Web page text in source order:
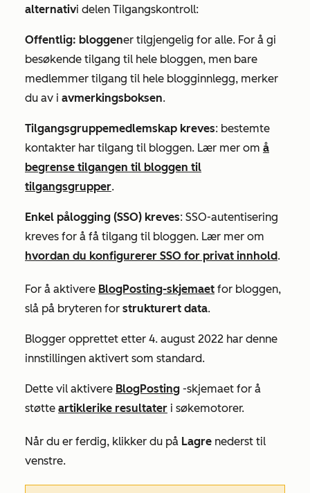
alternativi delen Tilgangskontroll:
Offentlig: bloggener tilgjengelig for alle. For å gi
besøkende tilgang til hele bloggen, men bare
medlemmer tilgang til hele blogginnlegg, merker
du av i avmerkingsboksen.
Tilgangsgruppemedlemskap kreves: bestemte
kontakter har tilgang til bloggen. Lær mer om å
begrense tilgangen til bloggen til
tilgangsgrupper.
Enkel pålogging (SSO) kreves: SSO-autentisering
kreves for å få tilgang til bloggen. Lær mer om
hvordan du konfigurerer SSO for privat innhold.
For å aktivere BlogPosting-skjemaet for bloggen,
slå på bryteren for strukturert data.
Blogger opprettet etter 4. august 2022 har denne
innstillingen aktivert som standard.
Dette vil aktivere BlogPosting -skjemaet for å
støtte artiklerike resultater i søkemotorer.
Når du er ferdig, klikker du på Lagre nederst til
venstre.